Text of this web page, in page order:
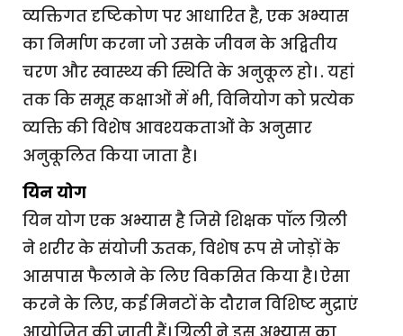
व्यक्तिगत दृष्टिकोण पर आधारित है, एक अभ्यास
का निर्माण करना जो उसके जीवन के अद्वितीय
चरण और स्वास्थ्य की स्थिति के अनुकूल हो। . यहां
तक ​​कि समूह कक्षाओं में भी, विनियोग को प्रत्येक
व्यक्ति की विशेष आवश्यकताओं के अनुसार
अनुकूलित किया जाता है।
यिन योग
यिन योग एक अभ्यास है जिसे शिक्षक पॉल ग्रिली
ने शरीर के संयोजी ऊतक, विशेष रूप से जोड़ों के
आसपास फैलाने के लिए विकसित किया है। ऐसा
करने के लिए, कई मिनटों के दौरान विशिष्ट मुद्राएं